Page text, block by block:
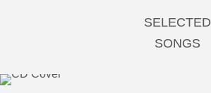
SELECTED
SONGS